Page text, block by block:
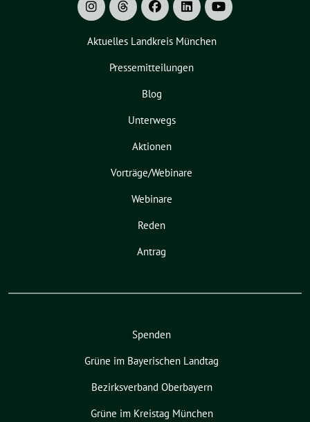
Aktuelles Landkreis München
Pressemitteilungen
Blog
Unterwegs
Aktionen
Vorträge/Webinare
Webinare
Reden
Antrag
Spenden
Grüne im Bayerischen Landtag
Bezirksverband Oberbayern
Grüne im Kreistag München